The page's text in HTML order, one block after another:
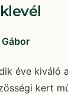
éve kiváló
kert